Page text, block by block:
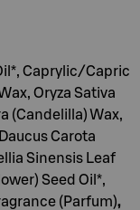
Caprylic/Capric
Oryza Sativa
(Candelilla) Wax,
Carota
Sinensis Leaf
Seed Oil*,
(Parfum),